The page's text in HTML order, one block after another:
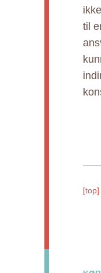
til
[top]